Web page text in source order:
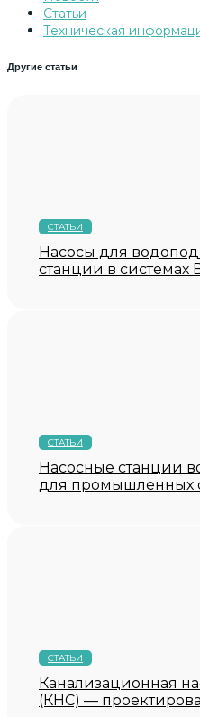
Статьи
Техническая
Другие статьи
СТАТЬИ
Насосы для
станции в
СТАТЬИ
Насосные станции
для промышленных
СТАТЬИ
Канализационная
(КНС) —